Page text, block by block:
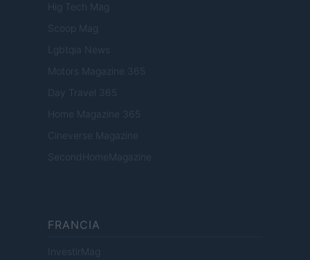
Hig Tech Mag
Scoop Mag
Lgbtqia News
Motors Magazine 365
Day Travel 365
Home Magazine 365
Cineverse Magazine
SecondHomeMagazine
FRANCIA
InvestirMag